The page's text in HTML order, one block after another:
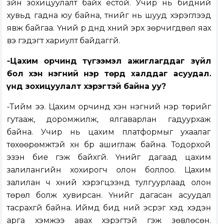
зүйн зохицуулалт байх ёстой. Учир нь бидний
хувьд гадна юу байна, түүнийг нь шууд хэрэглээд
явж байгаа. Үүний үр дүнд хүний эрх зөрчигдвөл яах
вэ гэдэгт хариулт байдаггүй.
-Цахим орчинд түгээмэл ажиглагддаг зүйл
бол хэн нэгний нэр төрд халддаг асуудал.
Үүнд зохицуулалт хэрэгтэй байна уу?
-Тийм ээ. Цахим орчинд хэн нэгний нэр төрийг
гутааж, доромжилж, ялгаварлан гадуурхаж
байна. Учир нь цахим платформыг ухаалаг
төхөөрөмжтэй хүн бүр ашиглаж байна. Тодорхой
эзэн бие гэж байхгүй. Үүнийг дагаад цахим
залилангийн хохирогч олон боллоо. Цахим
залилан ч хүний хэрэгцээнд тулгуурлаад олон
төрөл болж хувирсан. Үүнийг дагасан асуудал
тасрахгүй байна. Иймд бид үүний эсрэг хэд хэдэн
арга хэмжээ авах хэрэгтэй гэж зөвлөсөн.